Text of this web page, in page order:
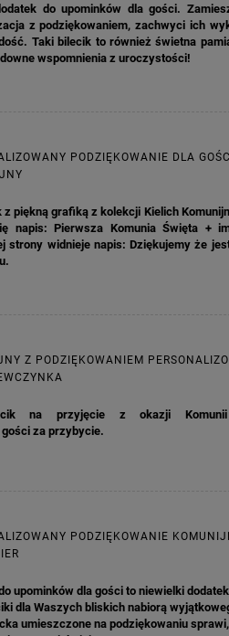
4,30 zł
Najniższa cena:7,30 zł
DO KOSZYKA
do upominków dla gości.
z podziękowaniem, zachwyci ich
Taki bilecik to również świetna
wspomnienia z uroczystości!
PODZIĘKOWANIE DLA
piękną grafiką z kolekcji Kielich
napis: Pierwsza Komunia Święta +
strony widnieje napis: Dziękujemy że
Z PODZIĘKOWANIEM
na przyjęcie z okazji Komunii
za przybycie.
PODZIĘKOWANIE
upominków dla gości to niewielki
dla Waszych bliskich nabiorą
umieszczone na podziękowaniu